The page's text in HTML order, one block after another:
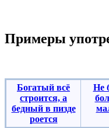
Примеры
Богатый всё
строится, а
бедный в пизде
роется‎
Не